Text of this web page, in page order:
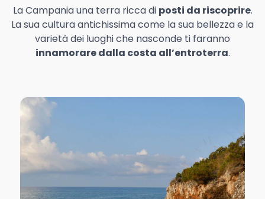
La Campania una terra ricca di posti da riscoprire.
La sua cultura antichissima come la sua bellezza e la
varietà dei luoghi che nasconde ti faranno
innamorare dalla costa all’entroterra.